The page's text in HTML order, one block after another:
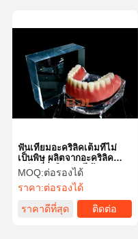
ควบคุม
คุณภาพ
ติดต่อเรา
พูดคุยกันตอน
นี้
ฟันเทียมอะคริลิคเต็มที่ไม่
เป็นพิษ ผลิตจากอะคริลิค
เรซินที่ยั่งยืน ปรับได้
MOQ:ต่อรองได้
ราคา:ต่อรองได้
ราคาดีที่สุด
ติดต่อ